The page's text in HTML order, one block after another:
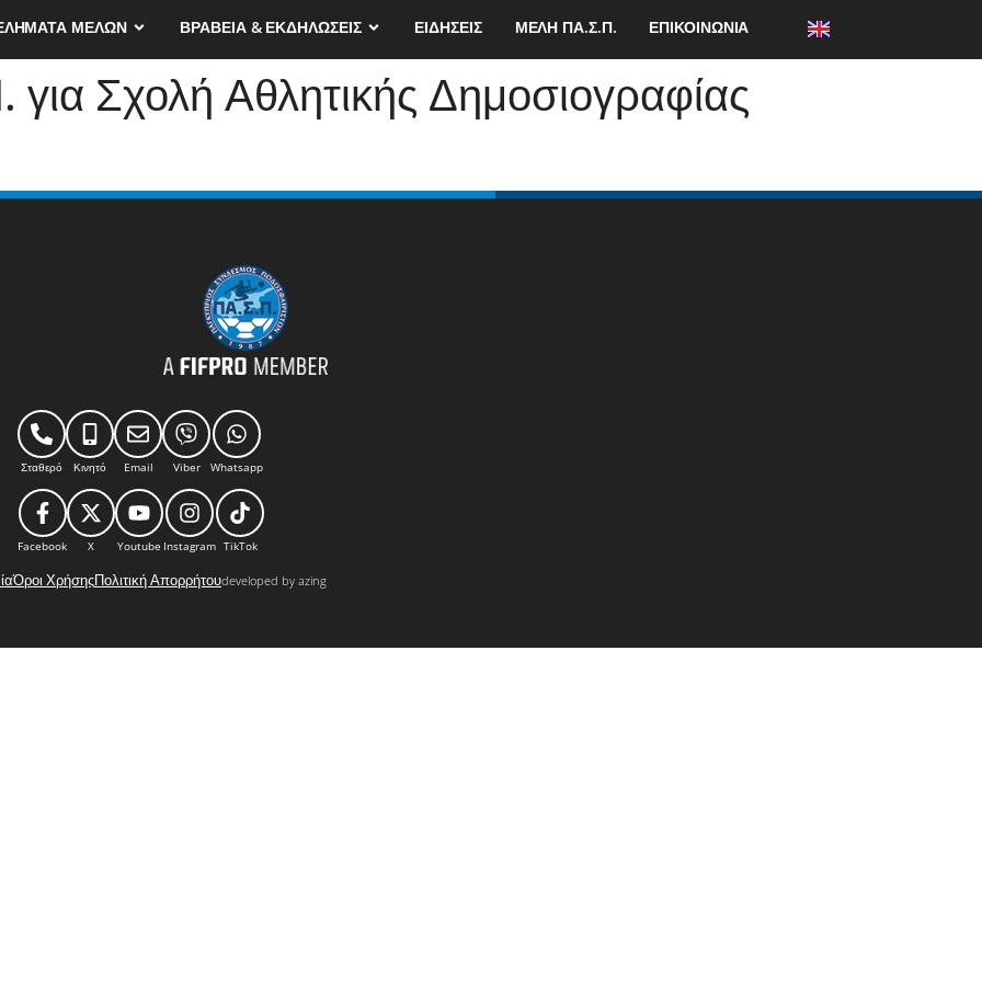
ΜΕΛΩΝ ΒΡΑΒΕΙΑ & ΕΚΔΗΛΩΣΕΙΣ ΕΙΔΗΣΕΙΣ ΜΕΛΗ ΠΑ.Σ.Π. ΕΠΙΚΟΙΝΩΝΙΑ
Σχολή Αθλητικής Δημοσιογραφίας
Σταθερό Κινητό Email Viber Whatsapp
Facebook X Youtube Instagram TikTok
Όροι ΧρήσηςΠολιτική Απορρήτουdeveloped by azing